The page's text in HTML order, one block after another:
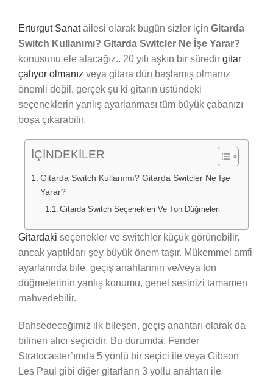
Erturgut Sanatailesi olarak bugün sizler için Gitarda
Switch Kullanımı? Gitarda Switcler Ne İşe Yarar?
konusunu ele alacağız.. 20 yılı aşkın bir süredir gitar
çalıyor olmanız veya gitara dün başlamış olmanız
önemli değil, gerçek şu ki gitarın üstündeki
seçeneklerin yanlış ayarlanması tüm büyük çabanızı
boşa çıkarabilir.
İÇİNDEKİLER
Gitarda Switch Kullanımı? Gitarda Switcler Ne İşe
Yarar?
Gitarda Switch Seçenekleri Ve Ton Düğmeleri
Gitardaki seçenekler ve switchler küçük görünebilir,
ancak yaptıkları şey büyük önem taşır. Mükemmel amfi
ayarlarında bile, geçiş anahtarının ve/veya ton
düğmelerinin yanlış konumu, genel sesinizi tamamen
mahvedebilir.
Bahsedeceğimiz ilk bileşen, geçiş anahtarı olarak da
bilinen alıcı seçicidir. Bu durumda, Fender
Stratocaster’ımda 5 yönlü bir seçici ile veya Gibson
Les Paul gibi diğer gitarların 3 yollu anahtarı ile